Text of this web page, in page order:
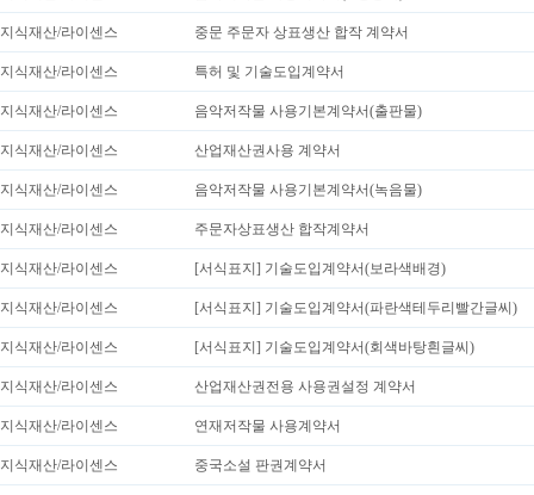
지식재산/라이센스 중문 주문자 상표생산 합작 계약서
지식재산/라이센스 특허 및 기술도입계약서
지식재산/라이센스 음악저작물 사용기본계약서(출판물)
지식재산/라이센스 산업재산권사용 계약서
지식재산/라이센스 음악저작물 사용기본계약서(녹음물)
지식재산/라이센스 주문자상표생산 합작계약서
지식재산/라이센스 [서식표지] 기술도입계약서(보라색배경)
지식재산/라이센스 [서식표지] 기술도입계약서(파란색테두리빨간글씨)
지식재산/라이센스 [서식표지] 기술도입계약서(회색바탕흰글씨)
지식재산/라이센스 산업재산권전용 사용권설정 계약서
지식재산/라이센스 연재저작물 사용계약서
지식재산/라이센스 중국소설 판권계약서